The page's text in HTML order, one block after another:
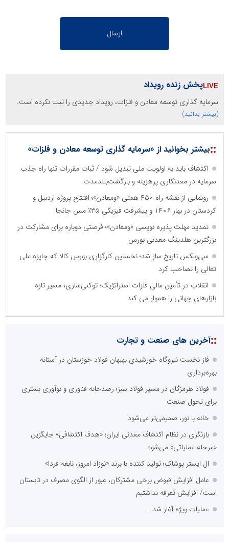
پخش زنده رویداد
سرمایه گذاری توسعه معادن و فلزات، رویداد جدیدی را ثبت نکرده است.
(بیشتر بدانید)
::بیشتر بخوانید از «سرمایه گذاری توسعه معادن و فلزات»
اکتشاف باید به اولویت ملی تبدیل شود / ثبات مقررات تنها راه جذب
سرمایه در معدنکاری پرهزینه و بازگشت‌بلندمدت
رونمایی از نقشه راه ۴۵۰ همتی «ومعادن»؛ افتتاح پروژه اردبیل و
کردستان در بهار ۱۴۰۶ و پیشرفت فیزیکی ۳۵٪ مس جانجا
تمدید مهلت پذیره نویسی «ومعادن»؛ فرصتی دوباره برای مشارکت در
بزرگترین هلدینگ معدنی بورس
سی‌ولکس تاریخ ساز شد؛ نخستین کارگزاری بورس کالا که جایزه ملی
تعالی را تصاحب کرد
انقلاب در تأمین مالی فلزات استراتژیک؛ توکنی‌سازی، مسیر تازه
بازارهای جهانی را هموار می کند
::آخرین های صنعت و تجارت
فاز نخست نیروگاه خورشیدی بهبهان فولاد خوزستان در آستانه
بهره‌برداری
فولاد هرمزگان در مسیر فولاد سبز؛ رصدخانه فناوری و نوآوری بستری
برای تحول صنعت
خانه با نور، صمیمی‌تر می‌شود
بازنگری در نظام اکتشاف معدنی ایران؛ «هدف اکتشافی» جایگزین
«مرحله عملیاتی» می‌شود
ال ایستر پوشاک؛ تولید کننده با برند «نوزاد امروز، نابغه فردا»
عامل افزایش قبوض برخی مشترکان، عبور از الگوی مصرف در تابستان
است/ افزایش تعرفه نداشتیم
عملیات ویژه آغاز شد...